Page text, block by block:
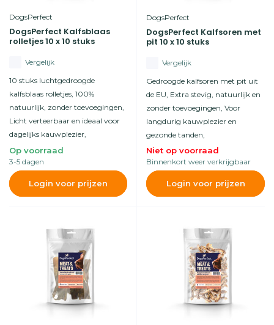
DogsPerfect
DogsPerfect Kalfsblaas
rolletjes 10 x 10 stuks
Vergelijk
10 stuks luchtgedroogde
kalfsblaas rolletjes, 100%
natuurlijk, zonder toevoegingen,
Licht verteerbaar en ideaal voor
dagelijks kauwplezier,
Op voorraad
3-5 dagen
Login voor prijzen
DogsPerfect
DogsPerfect Kalfsoren met
pit 10 x 10 stuks
Vergelijk
Gedroogde kalfsoren met pit uit
de EU, Extra stevig, natuurlijk en
zonder toevoegingen, Voor
langdurig kauwplezier en
gezonde tanden,
Niet op voorraad
Binnenkort weer verkrijgbaar
Login voor prijzen